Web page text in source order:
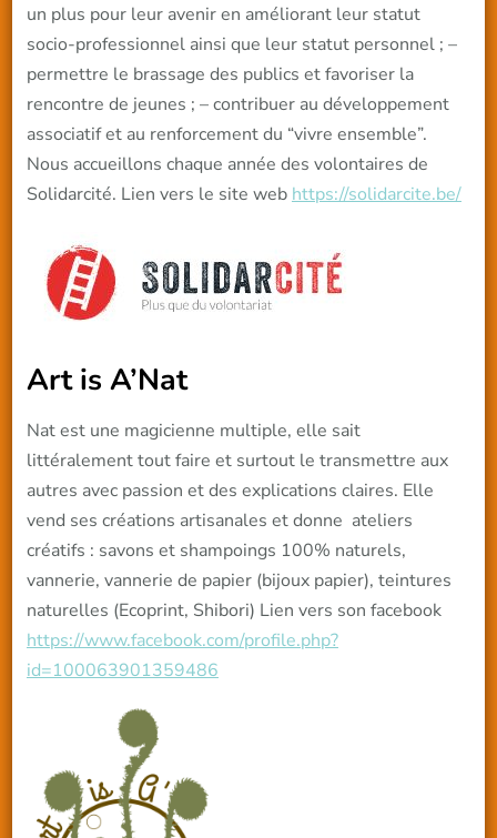
un plus pour leur avenir en améliorant leur statut
socio-professionnel ainsi que leur statut personnel ; –
permettre le brassage des publics et favoriser la
rencontre de jeunes ; – contribuer au développement
associatif et au renforcement du “vivre ensemble”.
Nous accueillons chaque année des volontaires de
Solidarcité. Lien vers le site web https://solidarcite.be/
Art is A’Nat
Nat est une magicienne multiple, elle sait
littéralement tout faire et surtout le transmettre aux
autres avec passion et des explications claires. Elle
vend ses créations artisanales et donne ateliers
créatifs : savons et shampoings 100% naturels,
vannerie, vannerie de papier (bijoux papier), teintures
naturelles (Ecoprint, Shibori) Lien vers son facebook
https://www.facebook.com/profile.php?
id=100063901359486